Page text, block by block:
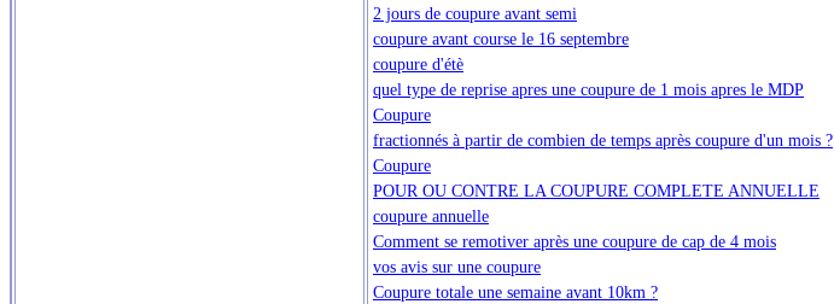
2 jours de coupure avant semi
coupure avant course le 16 septembre
coupure d'étè
quel type de reprise apres une coupure de 1 mois apres le MDP
Coupure
fractionnés à partir de combien de temps après coupure d'un mois ?
Coupure
POUR OU CONTRE LA COUPURE COMPLETE ANNUELLE
coupure annuelle
Comment se remotiver après une coupure de cap de 4 mois
vos avis sur une coupure
Coupure totale une semaine avant 10km ?